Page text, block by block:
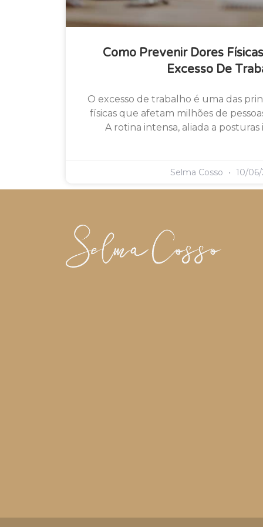
Como Prevenir Dores
Excesso De
O excesso de trabalho é uma das
físicas que afetam milhões de
A rotina intensa, aliada a
Selma Cosso 10/